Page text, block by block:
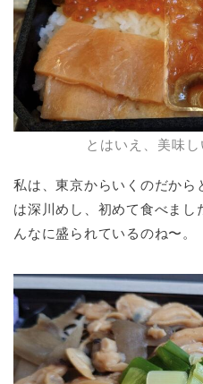
とはいえ、美味
私は、東京からいくのだか
は深川めし、初めて食べまし
んなに盛られているのね〜。